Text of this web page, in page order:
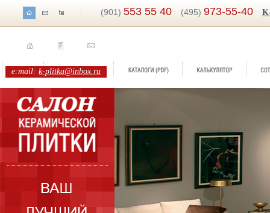
(901) 553 55 40 (495) 973-55-40
e:mail: k-plitka@inbox.ru